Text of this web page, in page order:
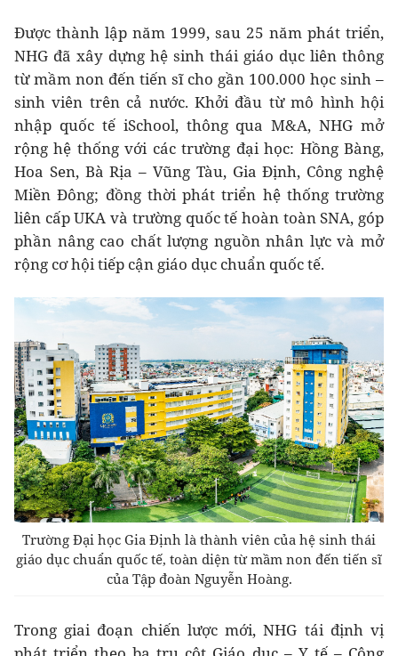
Được thành lập năm 1999, sau 25 năm phát triển,
NHG đã xây dựng hệ sinh thái giáo dục liên thông
từ mầm non đến tiến sĩ cho gần 100.000 học sinh –
sinh viên trên cả nước. Khởi đầu từ mô hình hội
nhập quốc tế iSchool, thông qua M&A, NHG mở
rộng hệ thống với các trường đại học: Hồng Bàng,
Hoa Sen, Bà Rịa – Vũng Tàu, Gia Định, Công nghệ
Miền Đông; đồng thời phát triển hệ thống trường
liên cấp UKA và trường quốc tế hoàn toàn SNA, góp
phần nâng cao chất lượng nguồn nhân lực và mở
rộng cơ hội tiếp cận giáo dục chuẩn quốc tế.
Trường Đại học Gia Định là thành viên của hệ sinh thái
giáo dục chuẩn quốc tế, toàn diện từ mầm non đến tiến sĩ
của Tập đoàn Nguyễn Hoàng.
Trong giai đoạn chiến lược mới, NHG tái định vị